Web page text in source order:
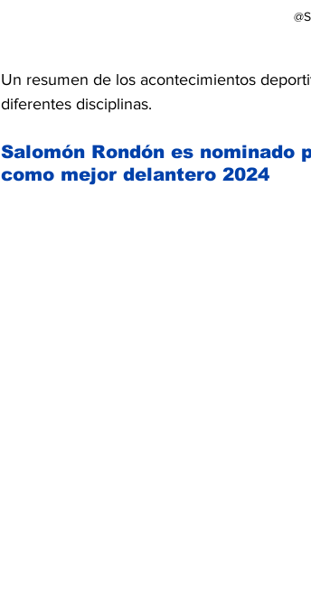
Un resumen de los acontecimientos
diferentes disciplinas.
Salomón Rondón es nominado
como mejor delantero 2024